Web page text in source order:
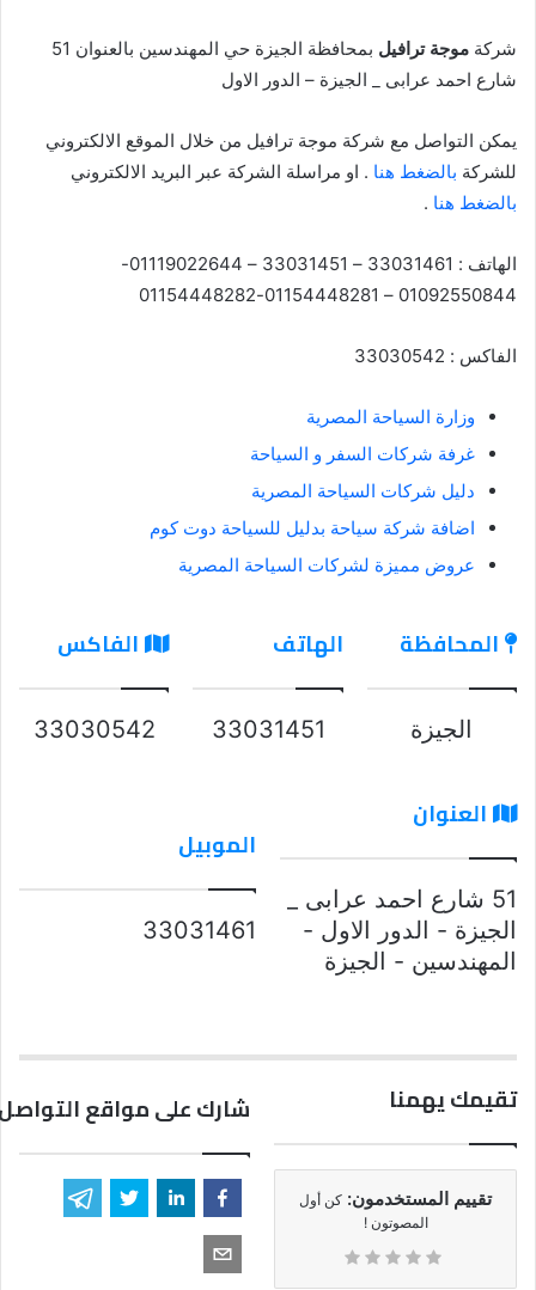
شركة موجة ترافيل
بمحافظة الجيزة حي المهندسين بالعنوان 51
شارع احمد عرابى _ الجيزة – الدور الاول
يمكن التواصل مع شركة موجة ترافيل من خلال الموقع الالكتروني
للشركة بالضغط هنا . او مراسلة الشركة عبر البريد الالكتروني
بالضغط هنا .
الهاتف : 33031461 – 33031451 – 01119022644-
01092550844 – 01154448281-01154448282
الفاكس : 33030542
وزارة السياحة المصرية
غرفة شركات السفر و السياحة
دليل شركات السياحة المصرية
اضافة شركة سياحة بدليل للسياحة دوت كوم
عروض مميزة لشركات السياحة المصرية
المحافظة
الجيزة
الهاتف
33031451
الفاكس
33030542
العنوان
51 شارع احمد عرابى _
الجيزة - الدور الاول -
المهندسين - الجيزة
الموبيل
33031461
تقيمك يهمنا
تقييم المستخدمون: كن أول
المصوتون !
شارك على مواقع